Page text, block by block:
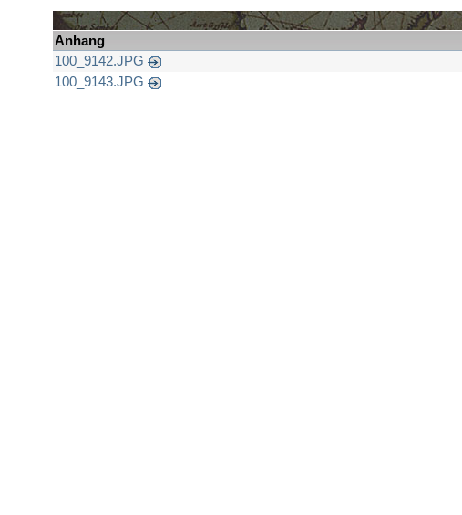
Anhang
100_9142.JPG
100_9143.JPG